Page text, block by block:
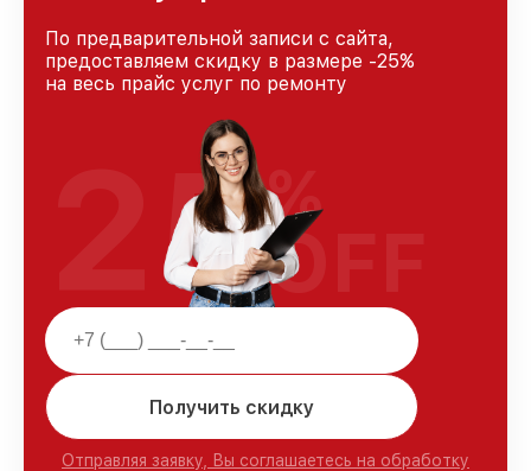
По предварительной записи с сайта,
предоставляем скидку в размере -25%
на весь прайс услуг по ремонту
Получить скидку
Отправляя заявку, Вы соглашаетесь на обработку
25%
OFF